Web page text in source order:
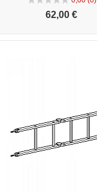
62,00 €